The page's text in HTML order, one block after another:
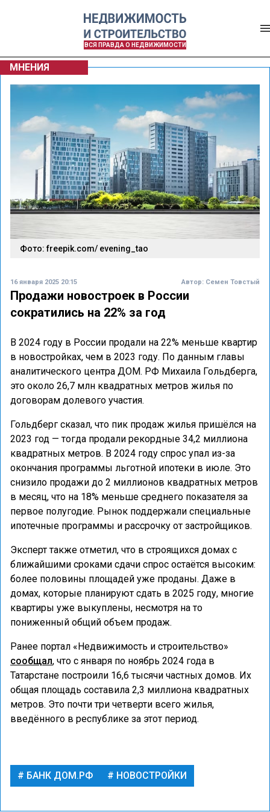
ВСЯ ПРАВДА О НЕДВИЖИМОСТИ
МНЕНИЯ
Фото: freepik.com/ evening_tao
16 января 2025 20:15 Автор: Семен Товстый
Продажи новостроек в России
сократились на 22% за год
В 2024 году в России продали на 22% меньше квартир
в новостройках, чем в 2023 году. По данным главы
аналитического центра ДОМ. РФ Михаила Гольдберга,
это около 26,7 млн квадратных метров жилья по
договорам долевого участия.
Гольдберг сказал, что пик продаж жилья пришёлся на
2023 год — тогда продали рекордные 34,2 миллиона
квадратных метров. В 2024 году спрос упал из-за
окончания программы льготной ипотеки в июле. Это
снизило продажи до 2 миллионов квадратных метров
в месяц, что на 18% меньше среднего показателя за
первое полугодие. Рынок поддержали специальные
ипотечные программы и рассрочку от застройщиков.
Эксперт также отметил, что в строящихся домах с
ближайшими сроками сдачи спрос остаётся высоким:
более половины площадей уже проданы. Даже в
домах, которые планируют сдать в 2025 году, многие
квартиры уже выкуплены, несмотря на то
пониженный общий объем продаж.
Ранее портал «Недвижимость и строительство»
сообщал, что с января по ноябрь 2024 года в
Татарстане построили 16,6 тысячи частных домов. Их
общая площадь составила 2,3 миллиона квадратных
метров. Это почти три четверти всего жилья,
введённого в республике за этот период.
БАНК ДОМ.РФ НОВОСТРОЙКИ